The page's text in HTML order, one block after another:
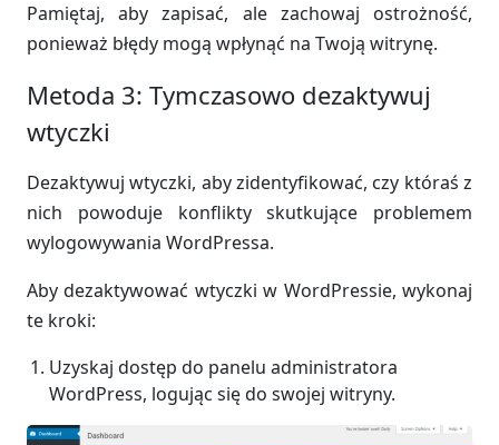
Pamiętaj, aby zapisać, ale zachowaj ostrożność,
ponieważ błędy mogą wpłynąć na Twoją witrynę.
Metoda 3: Tymczasowo dezaktywuj
wtyczki
Dezaktywuj wtyczki, aby zidentyfikować, czy któraś z
nich powoduje konflikty skutkujące problemem
wylogowywania WordPressa.
Aby dezaktywować wtyczki w WordPressie, wykonaj
te kroki:
Uzyskaj dostęp do panelu administratora
WordPress, logując się do swojej witryny.